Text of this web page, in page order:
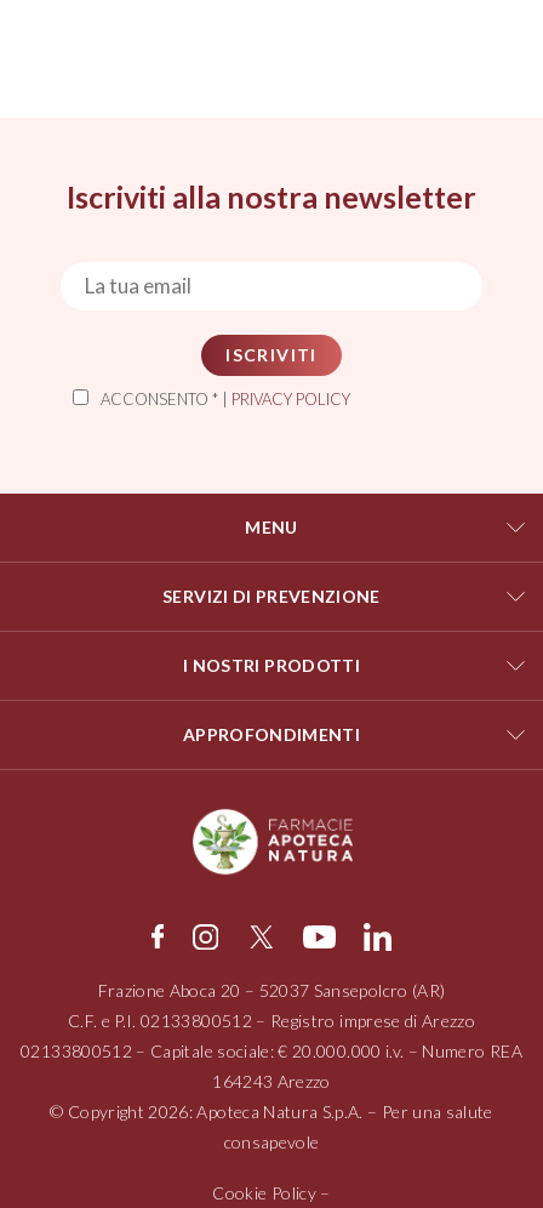
Iscriviti alla nostra newsletter
ISCRIVITI
ACCONSENTO * | PRIVACY POLICY
MENU
SERVIZI DI PREVENZIONE
I NOSTRI PRODOTTI
APPROFONDIMENTI
Frazione Aboca 20 – 52037 Sansepolcro (AR)
C.F. e P.I.02133800512 – Registro imprese di Arezzo
02133800512 – Capitale sociale: € 20.000.000 i.v. – Numero REA
164243 Arezzo
© Copyright 2026: Apoteca Natura S.p.A. – Per una salute
consapevole
Cookie Policy–